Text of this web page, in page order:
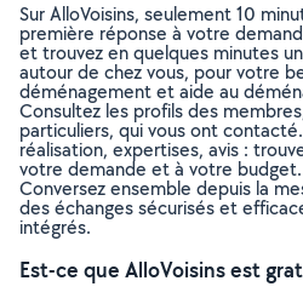
Sur AlloVoisins, seulement 10
première réponse à votre
et trouvez en quelques minutes
autour de chez vous, pour votre
déménagement et aide au
Consultez les profils des
particuliers, qui vous ont
réalisation, expertises, avis :
votre demande et à votre budget.
Conversez ensemble depuis la
des échanges sécurisés et
intégrés.
Est-ce que AlloVoisins est